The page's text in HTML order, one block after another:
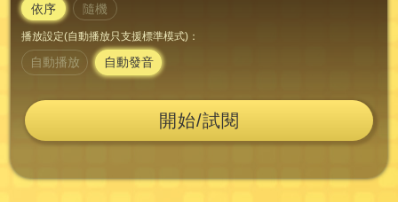
依序 隨機
播放設定(自動播放只支援標準模式)：
自動播放 自動發音
開始/試閱